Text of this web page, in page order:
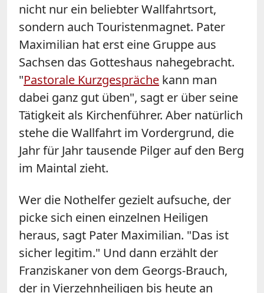
nicht nur ein beliebter Wallfahrtsort,
sondern auch Touristenmagnet. Pater
Maximilian hat erst eine Gruppe aus
Sachsen das Gotteshaus nahegebracht.
"Pastorale Kurzgespräche kann man
dabei ganz gut üben", sagt er über seine
Tätigkeit als Kirchenführer. Aber natürlich
stehe die Wallfahrt im Vordergrund, die
Jahr für Jahr tausende Pilger auf den Berg
im Maintal zieht.
Wer die Nothelfer gezielt aufsuche, der
picke sich einen einzelnen Heiligen
heraus, sagt Pater Maximilian. "Das ist
sicher legitim." Und dann erzählt der
Franziskaner von dem Georgs-Brauch,
der in Vierzehnheiligen bis heute an